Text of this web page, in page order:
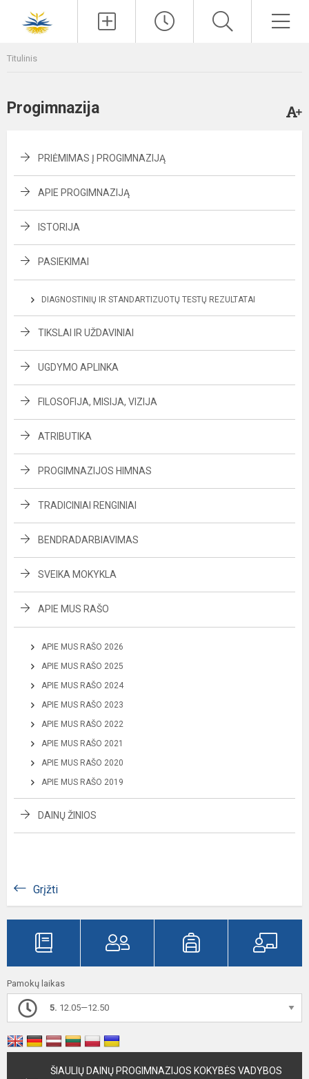
Titulinis
Progimnazija
PRIĖMIMAS Į PROGIMNAZIJĄ
APIE PROGIMNAZIJĄ
ISTORIJA
PASIEKIMAI
DIAGNOSTINIŲ IR STANDARTIZUOTŲ TESTŲ REZULTATAI
TIKSLAI IR UŽDAVINIAI
UGDYMO APLINKA
FILOSOFIJA, MISIJA, VIZIJA
ATRIBUTIKA
PROGIMNAZIJOS HIMNAS
TRADICINIAI RENGINIAI
BENDRADARBIAVIMAS
SVEIKA MOKYKLA
APIE MUS RAŠO
APIE MUS RAŠO 2026
APIE MUS RAŠO 2025
APIE MUS RAŠO 2024
APIE MUS RAŠO 2023
APIE MUS RAŠO 2022
APIE MUS RAŠO 2021
APIE MUS RAŠO 2020
APIE MUS RAŠO 2019
DAINŲ ŽINIOS
Grįžti
Pamokų laikas
5. 12.05—12.50
ŠIAULIŲ DAINŲ PROGIMNAZIJOS KOKYBĖS VADYBOS